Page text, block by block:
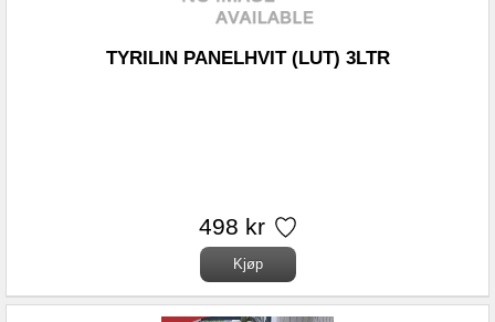
TYRILIN PANELHVIT (LUT) 3LTR
498 kr